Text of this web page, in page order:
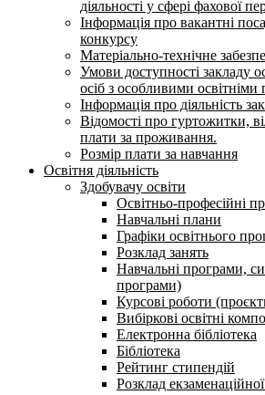
діяльності у сфері фахової
Інформація про вакантні
конкурсу
Матеріально-технічне
Умови доступності закладу
осіб з особливими освітніми
Інформація про діяльність
Відомості про гуртожитки,
плати за проживання.
Розмір плати за навчання
Освітня діяльність
Здобувачу освіти
Освітньо-професійні
Навчальні плани
Графіки освітнього
Розклад занять
Навчальні програми,
програми)
Курсові роботи
Вибіркові освітні
Електронна бібліотека
Бібліотека
Рейтинг стипендій
Розклад екзаменаційної